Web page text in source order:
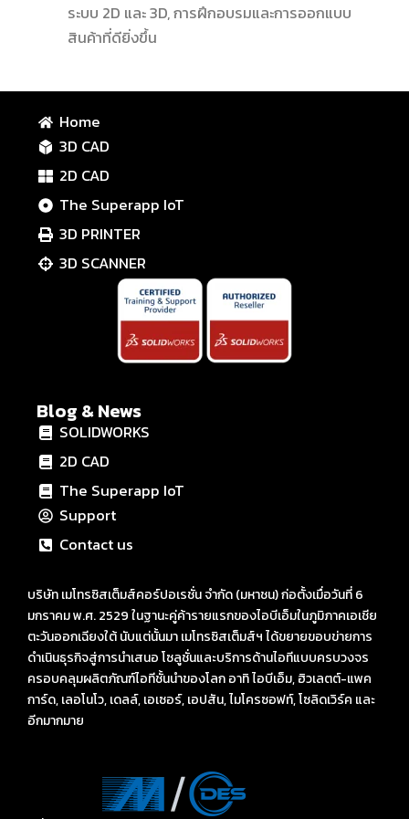
ระบบ 2D และ 3D, การฝึกอบรมและการออกแบบ
สินค้าที่ดียิ่งขึ้น
Home
3D CAD
2D CAD
The Superapp IoT
3D PRINTER
3D SCANNER
Blog & News
SOLIDWORKS
2D CAD
The Superapp IoT
Support
Contact us
บริษัท เมโทรซิสเต็มส์คอร์ปอเรชั่น จำกัด (มหาชน) ก่อตั้งเมื่อวันที่ 6
มกราคม พ.ศ. 2529 ในฐานะคู่ค้ารายแรกของไอบีเอ็มในภูมิภาคเอเชีย
ตะวันออกเฉียงใต้ นับแต่นั้นมา เมโทรซิสเต็มส์ฯ ได้ขยายขอบข่ายการ
ดำเนินธุรกิจสู่การนำเสนอ โซลูชั่นและบริการด้านไอทีแบบครบวงจร
ครอบคลุมผลิตภัณฑ์ไอทีชั้นนำของโลก อาทิ ไอบีเอ็ม, ฮิวเลตต์-แพค
การ์ด, เลอโนโว, เดลล์, เอเซอร์, เอปสัน, ไมโครซอฟท์, โซลิดเวิร์ค และ
อีกมากมาย